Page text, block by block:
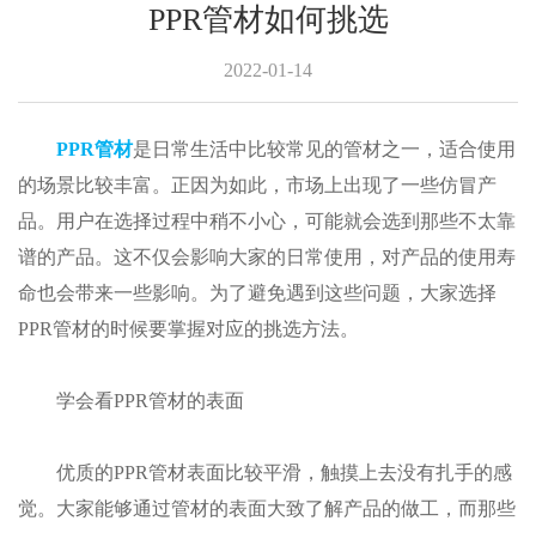
PPR管材如何挑选
2022-01-14
PPR管材是日常生活中比较常见的管材之一，适合使用
的场景比较丰富。正因为如此，市场上出现了一些仿冒产
品。用户在选择过程中稍不小心，可能就会选到那些不太靠
谱的产品。这不仅会影响大家的日常使用，对产品的使用寿
命也会带来一些影响。为了避免遇到这些问题，大家选择
PPR管材的时候要掌握对应的挑选方法。
学会看PPR管材的表面
优质的PPR管材表面比较平滑，触摸上去没有扎手的感
觉。大家能够通过管材的表面大致了解产品的做工，而那些